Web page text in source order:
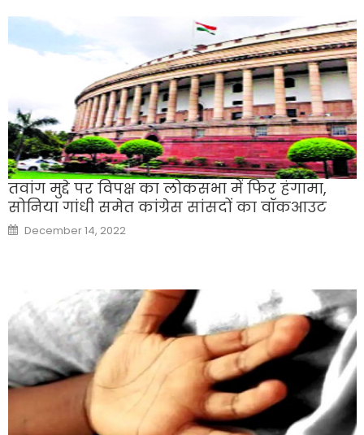
तवांग मुद्दे पर विपक्ष का लोकसभा में फिर हंगामा,
सोनिया गांधी समेत कांग्रेस सांसदों का वॉकआउट
Posted
on
December 14, 2022